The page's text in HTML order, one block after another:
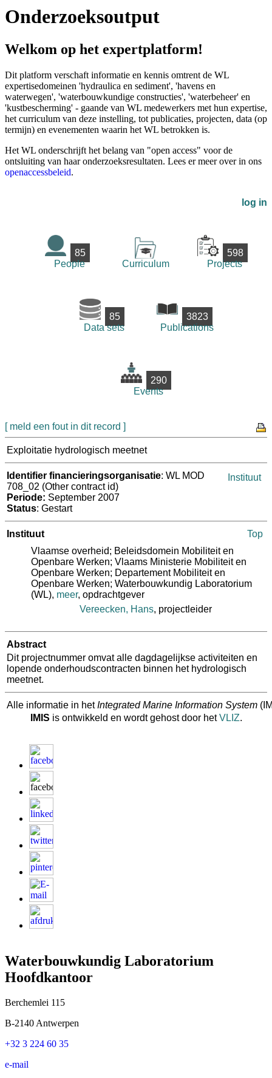
Onderzoeksoutput
Welkom op het expertplatform!
Dit platform verschaft informatie en kennis omtrent de WL
expertisedomeinen 'hydraulica en sediment', 'havens en
waterwegen', 'waterbouwkundige constructies', 'waterbeheer' en
'kustbescherming' - gaande van WL medewerkers met hun expertise,
het curriculum van deze instelling, tot publicaties, projecten, data (op
termijn) en evenementen waarin het WL betrokken is.
Het WL onderschrijft het belang van "open access" voor de
ontsluiting van haar onderzoeksresultaten. Lees er meer over in ons
openaccessbeleid.
log in
85
People
Curriculum
598
Projects
85
Data sets
3823
Publications
290
Events
[ meld een fout in dit record ]
Exploitatie hydrologisch meetnet
Identifier financieringsorganisatie: WL MOD
708_02 (Other contract id)
Periode: September 2007
Status: Gestart
Instituut
Instituut
Top
Vlaamse overheid; Beleidsdomein Mobiliteit en
Openbare Werken; Vlaams Ministerie Mobiliteit en
Openbare Werken; Departement Mobiliteit en
Openbare Werken; Waterbouwkundig Laboratorium
(WL), meer, opdrachtgever
Vereecken, Hans, projectleider
Abstract
Dit projectnummer omvat alle dagdagelijkse activiteiten en
lopende onderhoudscontracten binnen het hydrologisch
meetnet.
Alle informatie in hetIntegrated Marine Information System
IMIS is ontwikkeld en wordt gehost door hetVLIZ.
Waterbouwkundig Laboratorium
Hoofdkantoor
Berchemlei 115
B-2140 Antwerpen
+32 3 224 60 35
e-mail